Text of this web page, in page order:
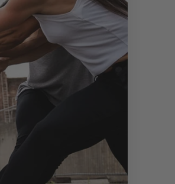
Kunde
passt super. Das Preis-
stimmt. Schnelle Lieferung.
die 4. Hose, die ich gekauft habe.
weiterempfehlen.
? Ja
Facebook
Shops
Wie immer!